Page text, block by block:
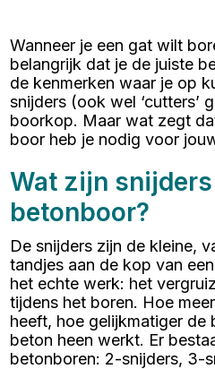
Wanneer je een gat wilt
belangrijk dat je de juiste
de kenmerken waar je op
snijders (ook wel ‘cutters’
boorkop. Maar wat zegt
boor heb je nodig voor
Wat zijn
betonboor?
De snijders zijn de kleine,
tandjes aan de kop van
het echte werk: het
tijdens het boren. Hoe
heeft, hoe gelijkmatiger de
beton heen werkt. Er
betonboren: 2-snijders, 3-